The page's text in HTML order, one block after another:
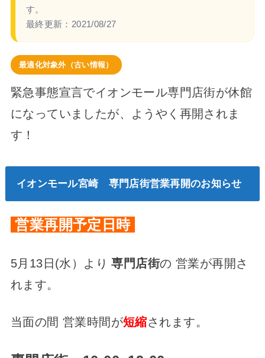
す。
最終更新： 2021/08/27
最適化対象外（古い情報）
緊急事態宣言でイオンモール専門店街が休館
になっていましたが、ようやく再開されま
す！
イオンモール宮崎 専門店街営業再開のお知らせ
営業再開予定日時
5月13日(水）より専門店街の 営業が再開さ
れます。
当面の間 営業時間が短縮されます。